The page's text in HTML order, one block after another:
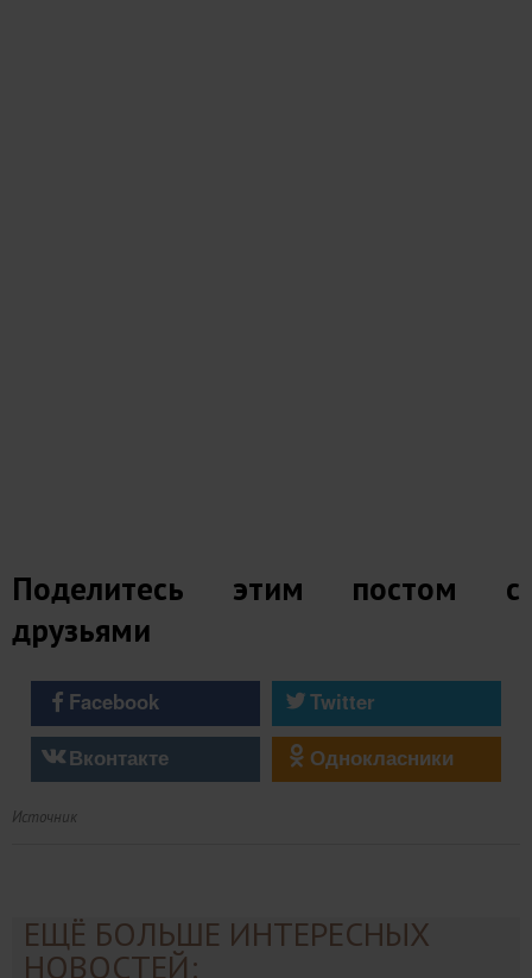
Поделитесь этим постом с
друзьями
Facebook
Twitter
Вконтакте
Однокласники
Источник
ЕЩЁ БОЛЬШЕ ИНТЕРЕСНЫХ
НОВОСТЕЙ: